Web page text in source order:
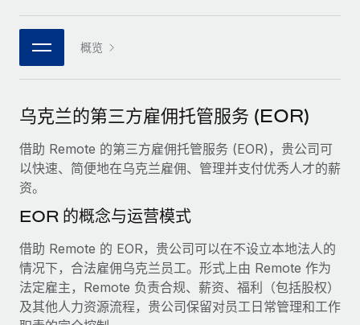
团队的内置核心人力资源功能
连接 新的
使用我们的 MCP 将任何人工智能工具与 Remote 平台相连
借助核心业务工具简化流程
服务
获得全球人力资源与合规方面的专家帮助
背景调查
简化候选人筛选流程
合规守望台
与我们携手合作
战略技术合作伙伴
与我们共探合作机遇
案例研究
核对表和模板
职位描述库
网络研讨会
活动
新闻室
薪金与人才洞察
洞察中心
获得支持
查看全部资源
Português (Portugal)
日本語
한국어
中文（简体）
概览
乌克兰的第三方雇佣托管服务 (EOR)
借助 Remote 的第三方雇佣托管服务 (EOR)，贵公司可
以快速、简便地在乌克兰雇佣、管理并支付优秀人才的薪
资。
EOR 的概念与运营模式
借助 Remote 的 EOR，贵公司可以在不设立本地法人的
情况下，合法雇佣乌克兰员工。形式上由 Remote 作为
法定雇主，Remote 负责合规、薪资、福利（包括股权）
及其他人力资源流程，贵公司保留对员工日常管理和工作